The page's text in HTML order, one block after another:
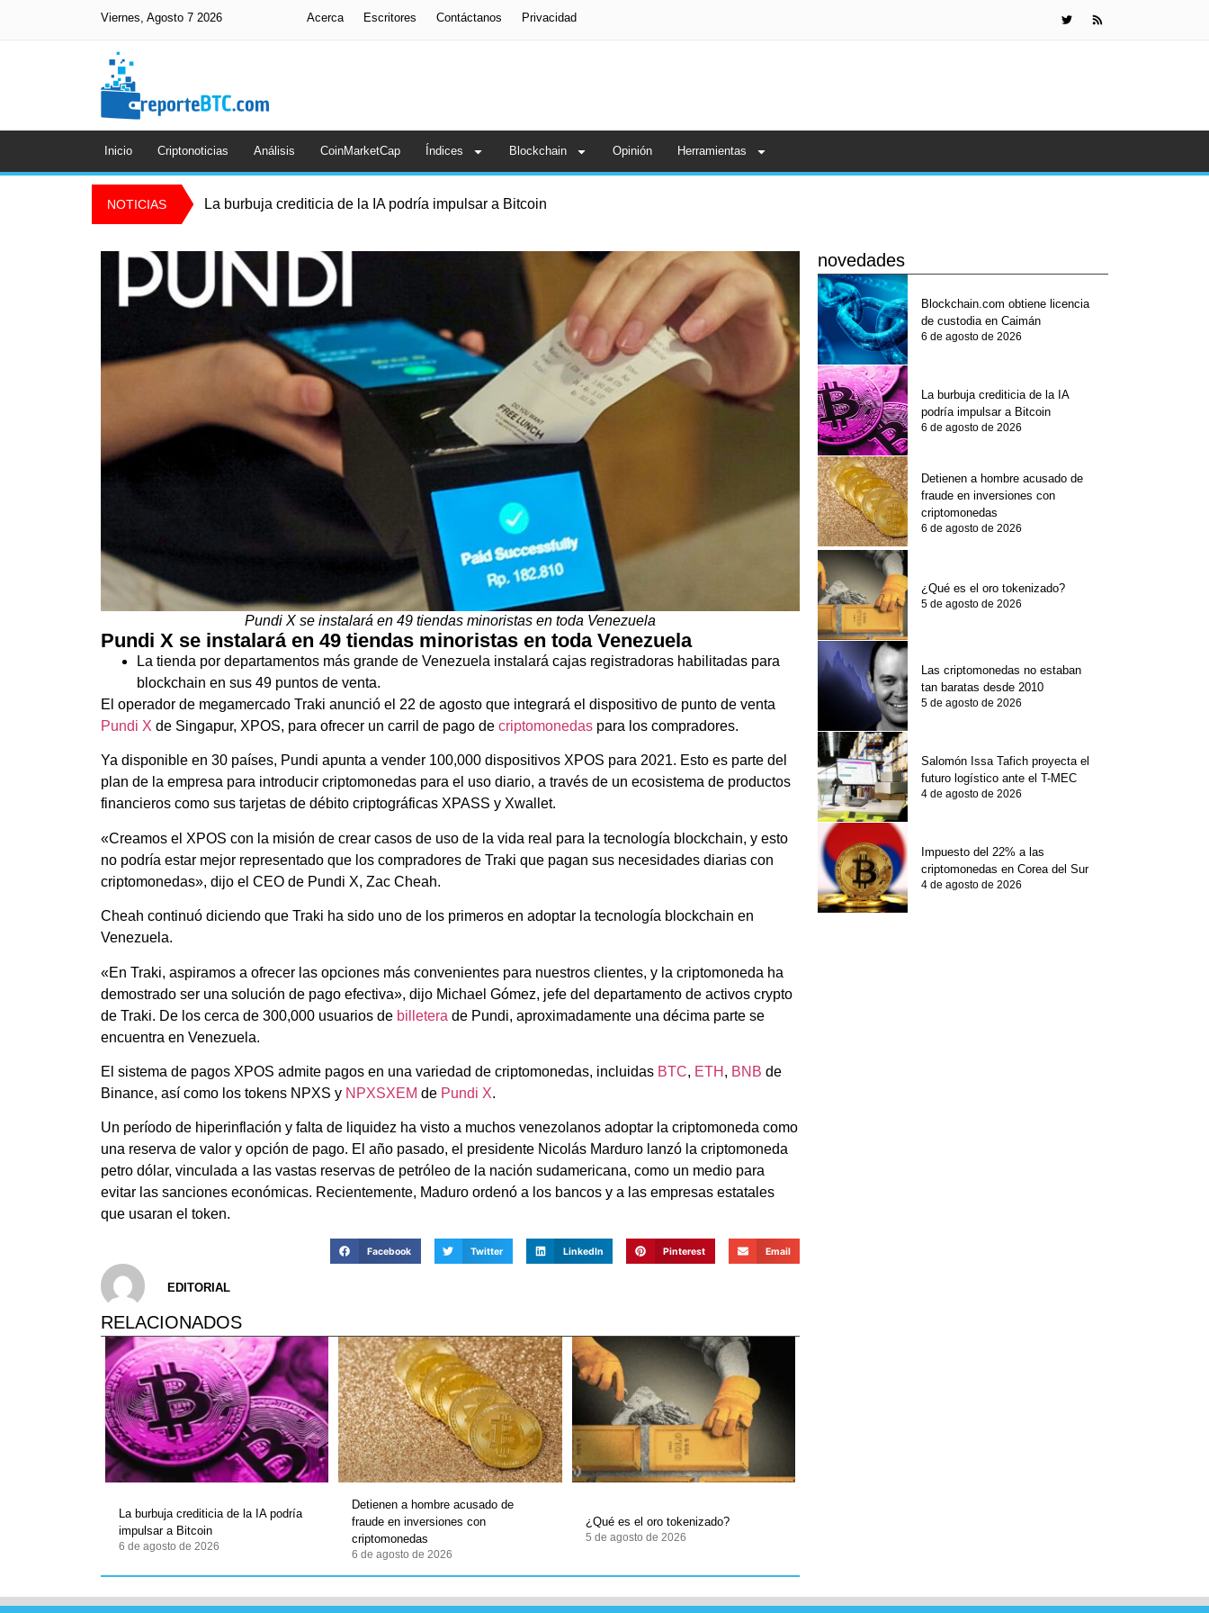
Viernes, Agosto 7 2026 Acerca Escritores Contáctanos Privacidad
Inicio Criptonoticias Análisis CoinMarketCap Índices Blockchain Opinión Herramientas
NOTICIAS La burbuja crediticia de la IA podría impulsar a Bitcoin
Pundi X se instalará en 49 tiendas minoristas en toda Venezuela
Pundi X se instalará en 49 tiendas minoristas en toda Venezuela
La tienda por departamentos más grande de Venezuela instalará cajas registradoras habilitadas para
blockchain en sus 49 puntos de venta.
El operador de megamercado Traki anunció el 22 de agosto que integrará el dispositivo de punto de venta
Pundi X de Singapur, XPOS, para ofrecer un carril de pago de criptomonedas para los compradores.
Ya disponible en 30 países, Pundi apunta a vender 100,000 dispositivos XPOS para 2021. Esto es parte del
plan de la empresa para introducir criptomonedas para el uso diario, a través de un ecosistema de productos
financieros como sus tarjetas de débito criptográficas XPASS y Xwallet.
«Creamos el XPOS con la misión de crear casos de uso de la vida real para la tecnología blockchain, y esto
no podría estar mejor representado que los compradores de Traki que pagan sus necesidades diarias con
criptomonedas», dijo el CEO de Pundi X, Zac Cheah.
Cheah continuó diciendo que Traki ha sido uno de los primeros en adoptar la tecnología blockchain en
Venezuela.
«En Traki, aspiramos a ofrecer las opciones más convenientes para nuestros clientes, y la criptomoneda ha
demostrado ser una solución de pago efectiva», dijo Michael Gómez, jefe del departamento de activos crypto
de Traki. De los cerca de 300,000 usuarios de billetera de Pundi, aproximadamente una décima parte se
encuentra en Venezuela.
El sistema de pagos XPOS admite pagos en una variedad de criptomonedas, incluidas BTC, ETH , BNB de
Binance, así como los tokens NPXS y NPXSXEM de Pundi X.
Un período de hiperinflación y falta de liquidez ha visto a muchos venezolanos adoptar la criptomoneda como
una reserva de valor y opción de pago. El año pasado, el presidente Nicolás Marduro lanzó la criptomoneda
petro dólar, vinculada a las vastas reservas de petróleo de la nación sudamericana, como un medio para
evitar las sanciones económicas. Recientemente, Maduro ordenó a los bancos y a las empresas estatales
que usaran el token.
Facebook Twitter LinkedIn Pinterest Email
EDITORIAL
RELACIONADOS
La burbuja crediticia de la IA podría
impulsar a Bitcoin
6 de agosto de 2026
Detienen a hombre acusado de
fraude en inversiones con
criptomonedas
6 de agosto de 2026
¿Qué es el oro tokenizado?
5 de agosto de 2026
novedades
Blockchain.com obtiene licencia
de custodia en Caimán
6 de agosto de 2026
La burbuja crediticia de la IA
podría impulsar a Bitcoin
6 de agosto de 2026
Detienen a hombre acusado de
fraude en inversiones con
criptomonedas
6 de agosto de 2026
¿Qué es el oro tokenizado?
5 de agosto de 2026
Las criptomonedas no estaban
tan baratas desde 2010
5 de agosto de 2026
Salomón Issa Tafich proyecta el
futuro logístico ante el T-MEC
4 de agosto de 2026
Impuesto del 22% a las
criptomonedas en Corea del Sur
4 de agosto de 2026